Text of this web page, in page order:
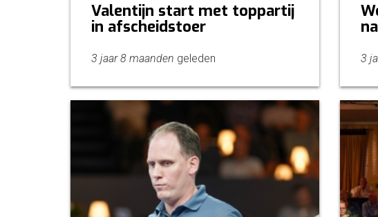
Valentijn start met toppartij
in afscheidstoer
3 jaar 8 maanden geleden 3